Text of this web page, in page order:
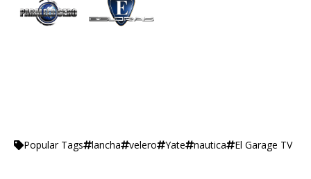
Popular Tags lancha velero Yate nautica El Garage TV